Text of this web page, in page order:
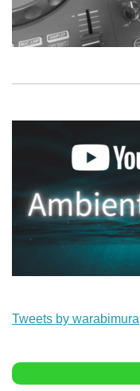
Tweets by warabimura